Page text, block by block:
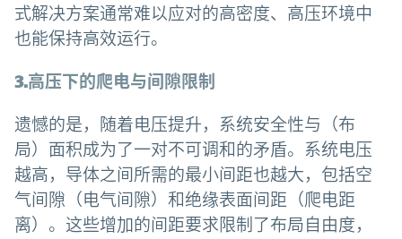
式解决方案通常难以应对的高密度、高压环境中
也能保持高效运行。
3.高压下的爬电与间隙限制
遗憾的是，随着电压提升，系统安全性与（布
局）面积成为了一对不可调和的矛盾。系统电压
越高，导体之间所需的最小间距也越大，包括空
气间隙（电气间隙）和绝缘表面间距（爬电距
离）。这些增加的间距要求限制了布局自由度，